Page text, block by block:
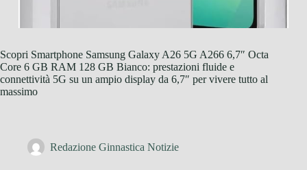
Scopri Smartphone Samsung Galaxy A26 5G A266 6,7″ Octa
Core 6 GB RAM 128 GB Bianco: prestazioni fluide e
connettività 5G su un ampio display da 6,7″ per vivere tutto al
massimo
Redazione Ginnastica Notizie